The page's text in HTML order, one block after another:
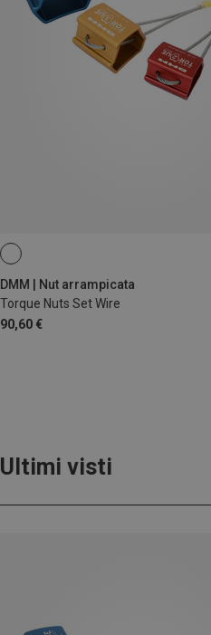
DMM | Nut arrampicata
Torque Nuts Set Wire
90,60 €
1-4
Ultimi visti